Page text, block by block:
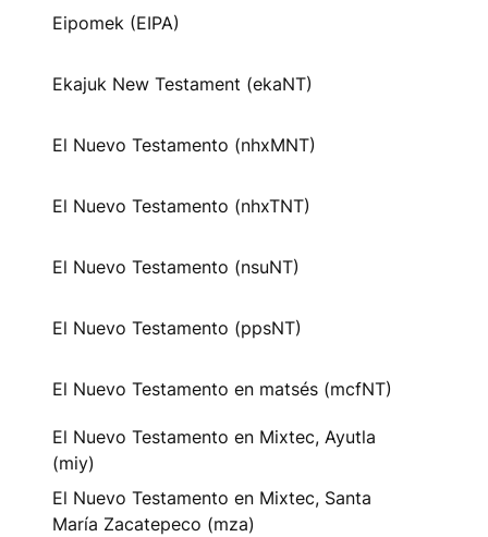
Eipomek (EIPA)
Ekajuk New Testament (ekaNT)
El Nuevo Testamento (nhxMNT)
El Nuevo Testamento (nhxTNT)
El Nuevo Testamento (nsuNT)
El Nuevo Testamento (ppsNT)
El Nuevo Testamento en matsés (mcfNT)
El Nuevo Testamento en Mixtec, Ayutla
(miy)
El Nuevo Testamento en Mixtec, Santa
María Zacatepeco (mza)